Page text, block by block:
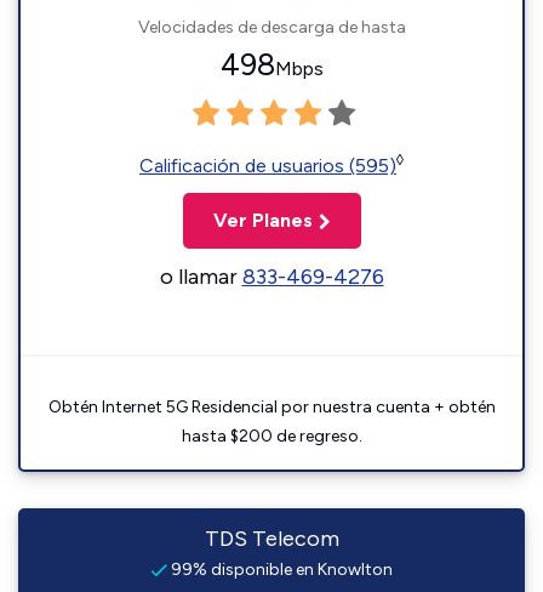
Velocidades de descarga de hasta
498Mbps
Calificación de usuarios (595)◊
Ver Planes
o llamar833-469-4276
Obtén Internet 5G Residencial por nuestra cuenta + obtén
hasta $200 de regreso.
TDS Telecom
99% disponible en Knowlton